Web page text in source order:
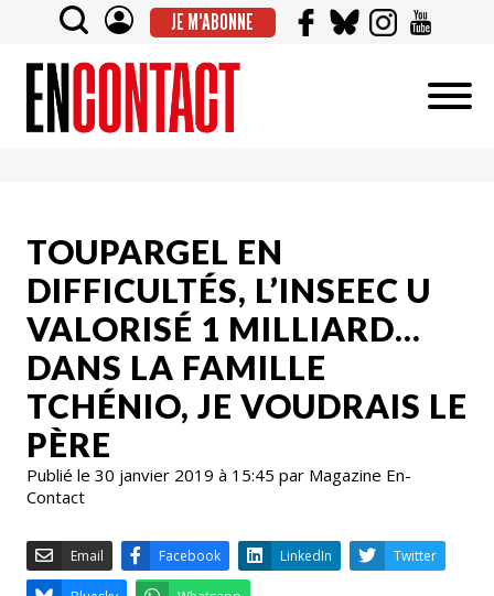
JE M'ABONNE
TOUPARGEL EN
DIFFICULTÉS, L’INSEEC U
VALORISÉ 1 MILLIARD…
DANS LA FAMILLE
TCHÉNIO, JE VOUDRAIS LE
PÈRE
Publié le 30 janvier 2019 à 15:45 par Magazine En-
Contact